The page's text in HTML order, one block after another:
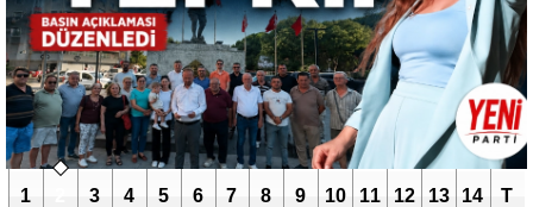
1 3 4 5 6 7 8 9 10 11 12 13 14 T